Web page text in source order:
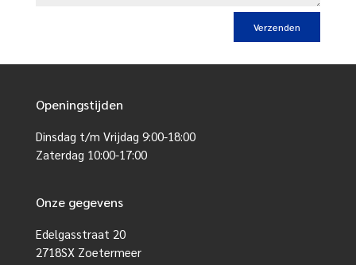
Openingstijden
Dinsdag t/m Vrijdag 9:00-18:00
Zaterdag 10:00-17:00
Onze gegevens
Edelgasstraat 20
2718SX Zoetermeer